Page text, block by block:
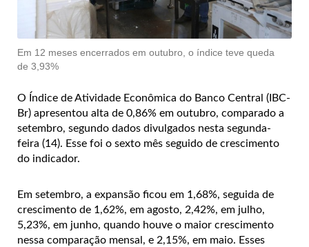
Em 12 meses encerrados em outubro, o índice teve queda
de 3,93%
O Índice de Atividade Econômica do Banco Central (IBC-
Br) apresentou alta de 0,86% em outubro, comparado a
setembro, segundo dados divulgados nesta segunda-
feira (14). Esse foi o sexto mês seguido de crescimento
do indicador.
Em setembro, a expansão ficou em 1,68%, seguida de
crescimento de 1,62%, em agosto, 2,42%, em julho,
5,23%, em junho, quando houve o maior crescimento
nessa comparação mensal, e 2,15%, em maio. Esses